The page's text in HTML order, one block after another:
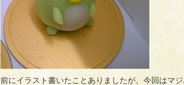
前にイラスト書いたことありましたが、今回はマ